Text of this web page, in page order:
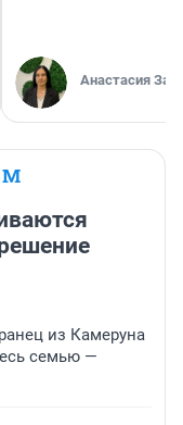
Анастасия
из Камеруна
семью —